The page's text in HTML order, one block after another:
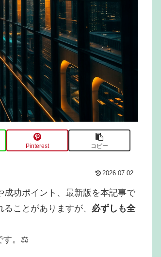
Pinterest コピー
2026.07.02
功ポイント、最新版を本記事で
ことがありますが、 必ずしも全
す。⚖️